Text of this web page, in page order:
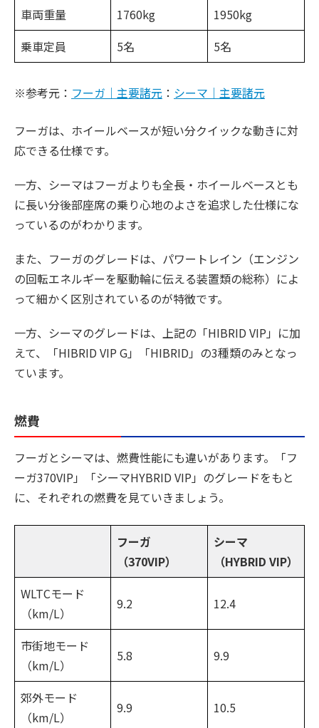
車両重量 1760kg
1950kg
乗車定員
5名 5名
※参考元： フーガ｜主要諸元 ： シーマ｜主要諸元
フーガは、ホイールベースが短い分クイックな動きに対
応できる仕様です。
一方、シーマはフーガよりも全長・ホイールベースとも
に長い分後部座席の乗り心地のよさを追求した仕様にな
っているのがわかります。
また、フーガのグレードは、パワートレイン（エンジン
の回転エネルギーを駆動輪に伝える装置類の総称）によ
って細かく区別されているのが特徴です。
一方、シーマのグレードは、上記の「HIBRID VIP」に加
えて、「HIBRID VIP G」「HIBRID」の3種類のみとなっ
ています。
燃費
フーガとシーマは、燃費性能にも違いがあります。「フ
ーガ370VIP」「シーマHYBRID VIP」のグレードをもと
に、それぞれの燃費を見ていきましょう。
フーガ
（370VIP）
シーマ
（HYBRID VIP）
WLTCモード
（km/L）
9.2 12.4
市街地モード
（km/L）
5.8 9.9
郊外モード
（km/L）
9.9 10.5